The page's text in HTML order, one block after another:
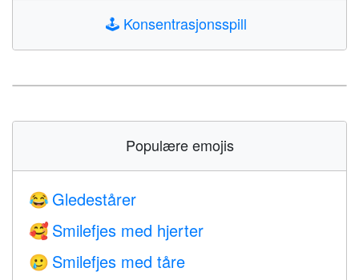
🕹️ Konsentrasjonsspill
Populære emojis
😂 Gledestårer
🥰 Smilefjes med hjerter
🥲 Smilefjes med tåre